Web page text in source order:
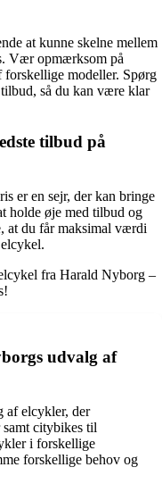
at kunne skelne mellem
Vær opmærksom på
modeller. Spørg
så du kan være klar
tilbud på
er en sejr, der kan bringe
holde øje med tilbud og
at du får maksimal værdi
fra Harald Nyborg –
udvalg af
af elcykler, der
samt citybikes til
i forskellige
forskellige behov og